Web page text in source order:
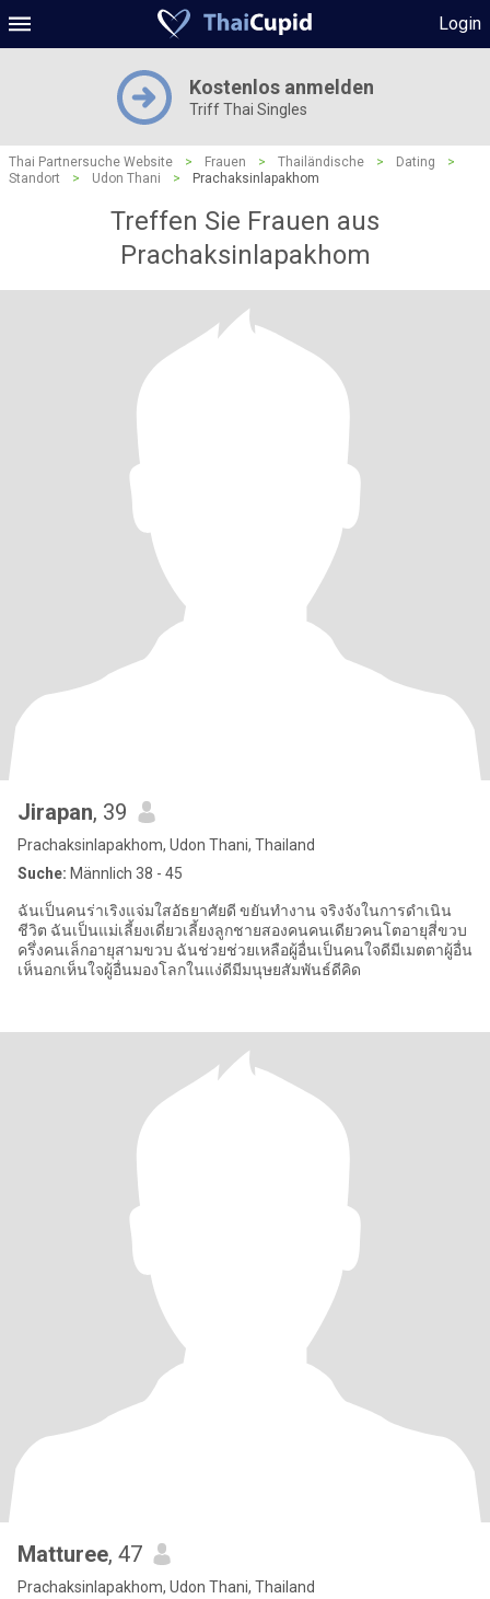
Login
Kostenlos anmelden
Triff Thai Singles
Thai Partnersuche Website > Frauen > Thailändische > Dating
>
Standort
> Udon Thani > Prachaksinlapakhom
Treffen Sie Frauen aus
Prachaksinlapakhom
Jirapan, 39
Prachaksinlapakhom, Udon Thani, Thailand
Suche: Männlich 38 - 45
ฉันเป็นคนร่าเริงแจ่มใสอัธยาศัยดี ขยันทำงาน จริงจังในการดำเนิน
ชีวิต ฉันเป็นแม่เลี้ยงเดี่ยวเลี้ยงลูกชายสองคนคนเดียวคนโตอายุสี่ขวบ
ครึ่งคนเล็กอายุสามขวบ ฉันช่วยช่วยเหลือผู้อื่นเป็นคนใจดีมีเมตตาผู้อื่น
เห็นอกเห็นใจผู้อื่นมองโลกในแง่ดีมีมนุษยสัมพันธ์ดีคิด
Matturee, 47
Prachaksinlapakhom, Udon Thani, Thailand